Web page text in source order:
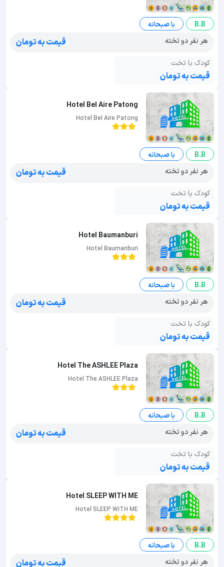
B.B
با صبحانه
هر نفر دو تخته
قیمت به تومان
کودک با تخت
قیمت به تومان
Hotel Bel Aire Patong
Hotel Bel Aire Patong
B.B
با صبحانه
هر نفر دو تخته
قیمت به تومان
کودک با تخت
قیمت به تومان
Hotel Baumanburi
Hotel Baumanburi
B.B
با صبحانه
هر نفر دو تخته
قیمت به تومان
کودک با تخت
قیمت به تومان
Hotel The ASHLEE Plaza
Hotel The ASHLEE Plaza
B.B
با صبحانه
هر نفر دو تخته
قیمت به تومان
کودک با تخت
قیمت به تومان
Hotel SLEEP WITH ME
Hotel SLEEP WITH ME
B.B
با صبحانه
هر نفر دو تخته
قیمت به تومان